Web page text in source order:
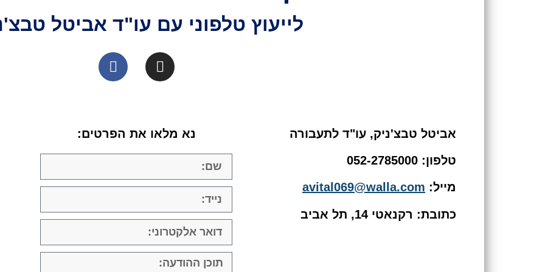
לייעוץ טלפוני עם עו"ד אביטל
אביטל טבצ'ניק, עו"ד לתעבורה
טלפון: 052-2785000
מייל: avital069@walla.com
כתובת: רקנאטי 14, תל אביב
נא מלאו את הפרטים: